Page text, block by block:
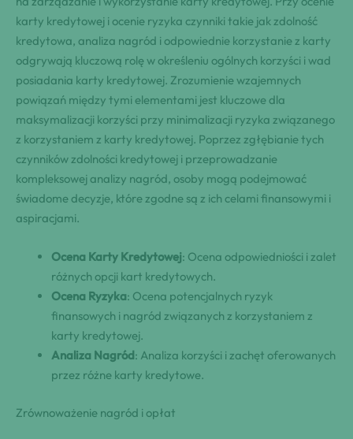
karty kredytowej i ocenie ryzyka czynniki takie jak zdolność
kredytowa, analiza nagród i odpowiednie korzystanie z karty
odgrywają kluczową rolę w określeniu ogólnych korzyści i wad
posiadania karty kredytowej. Zrozumienie wzajemnych
powiązań między tymi elementami jest kluczowe dla
maksymalizacji korzyści przy minimalizacji ryzyka związanego
z korzystaniem z karty kredytowej. Poprzez zgłębianie tych
czynników zdolności kredytowej i przeprowadzanie
kompleksowej analizy nagród, osoby mogą podejmować
świadome decyzje, które zgodne są z ich celami finansowymi i
aspiracjami.
Ocena Karty Kredytowej: Ocena odpowiedniości i zalet
różnych opcji kart kredytowych.
Ocena Ryzyka: Ocena potencjalnych ryzyk
finansowych i nagród związanych z korzystaniem z
karty kredytowej.
Analiza Nagród: Analiza korzyści i zachęt oferowanych
przez różne karty kredytowe.
Zrównoważenie nagród i opłat